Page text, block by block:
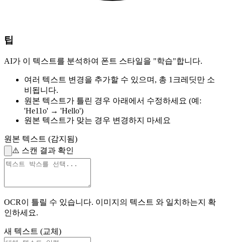
팁
AI가 이 텍스트를 분석하여 폰트 스타일을 "학습"합니다.
여러 텍스트 변경을 추가할 수 있으며, 총 1크레딧만 소
비됩니다.
원본 텍스트가 틀린 경우 아래에서 수정하세요 (예:
'He11o' → 'Hello')
원본 텍스트가 맞는 경우 변경하지 마세요
원본 텍스트 (감지됨)
⚠️ 스캔 결과 확인
OCR이 틀릴 수 있습니다. 이미지의 텍스트 와 일치하는지 확
인하세요.
새 텍스트 (교체)